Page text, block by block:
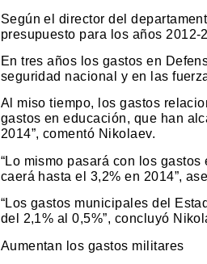
Según el director del
presupuesto para los años
En tres años los gastos en
seguridad nacional y en las
Al miso tiempo, los gastos
gastos en educación, que han
2014”, comentó Nikolaev.
“Lo mismo pasará con los
caerá hasta el 3,2% en 2014”,
“Los gastos municipales del
del 2,1% al 0,5%”, concluyó
Aumentan los gastos militares